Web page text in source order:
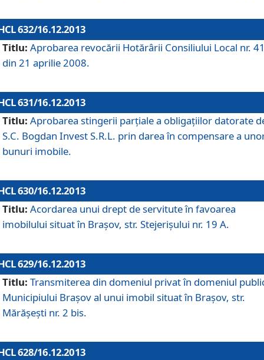
632/16.12.2013
Titlu: Aprobarea revocării Hotărârii Consiliului Local nr.
din 21 aprilie 2008.
631/16.12.2013
Titlu: Aprobarea stingerii parţiale a obligaţiilor datorate
S.C. Bogdan Invest S.R.L. prin darea în compensare a
bunuri imobile.
630/16.12.2013
Titlu: Acordarea unui drept de servitute în favoarea
imobilului situat în Braşov, str. Stejerişului nr. 19 A.
629/16.12.2013
Titlu: Transmiterea din domeniul privat în domeniul
Municipiului Braşov al unui imobil situat în Braşov, str.
Mărăşeşti nr. 2 bis.
628/16.12.2013